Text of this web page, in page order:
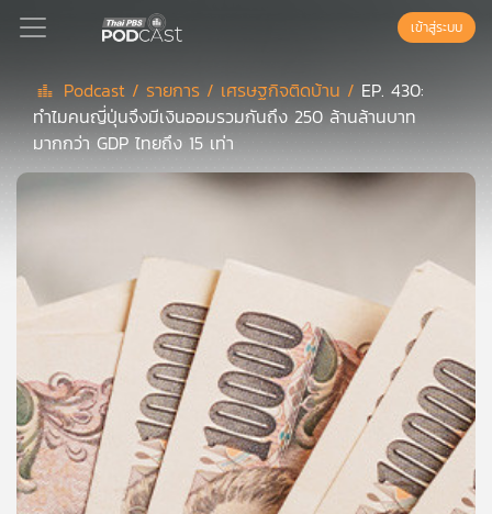
Podcast
เพล
สต์
แนะนำ
เพล
ย์
ลิ
สต์
ของ
คุณ
เข้าสู่ระบบ
Podcast / รายการ / เศรษฐกิจติดบ้าน / EP. 430:
ทำไมคนญี่ปุ่นจึงมีเงินออมรวมกันถึง 250 ล้านล้านบาท
มากกว่า GDP ไทยถึง 15 เท่า